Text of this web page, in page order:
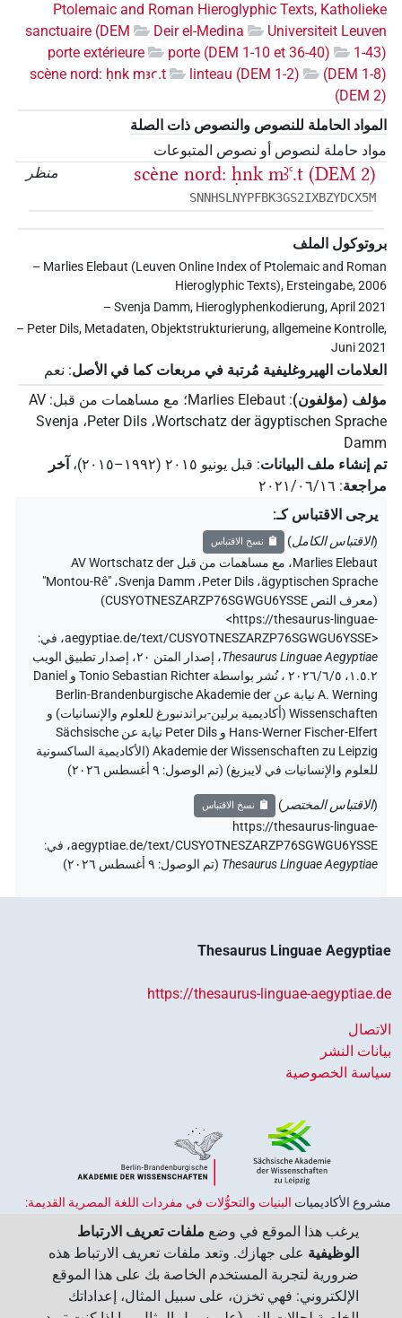
Ptolemaic and Roman Hieroglyphic Texts, Katholieke
Universiteit Leuven
Deir el-Medina
sanctuaire (DEM
1-43)
porte (DEM 1-10 et 36-40)
porte extérieure
(DEM 1-8)
linteau (DEM 1-2)
scène nord: ḥnk mꜣꜥ.t
(DEM 2)
المواد الحاملة للنصوص والنصوص ذات الصلة
مواد حاملة لنصوص أو نصوص المتبوعات
منظر
scène nord: ḥnk mꜣꜥ.t (DEM 2)
SNNHSLNYPFBK3GS2IXBZYDCX5M
بروتوكول الملف
– Marlies Elebaut (Leuven Online Index of Ptolemaic and Roman
Hieroglyphic Texts), Ersteingabe, 2006
– Svenja Damm, Hieroglyphenkodierung, April 2021
– Peter Dils, Metadaten, Objektstrukturierung, allgemeine Kontrolle,
Juni 2021
العلامات الهيروغليفية مُرتبة في مربعات كما في الأصل: نعم
مؤلف (مؤلفون):
Marlies Elebaut؛ مع مساهمات من قبل:
AV
Wortschatz der ägyptischen Sprache، Peter Dils، Svenja
Damm
تم إنشاء ملف البيانات: قبل يونيو ۲۰۱٥ (۱۹۹۲–۲۰۱٥) ، آخر
مراجعة: ٢٠٢١/٠٦/١٦
يرجى الاقتباس كـ:
(الاقتباس الكامل) نسخ الاقتباس
Marlies Elebaut، مع مساهمات من قبل AV Wortschatz der
ägyptischen Sprache، Peter Dils، Svenja Damm،
"Montou-Rê"
(معرف النص CUSYOTNESZARZP76SGWGU6YSSE
)
<https://thesaurus-linguae-
aegyptiae.de/text/CUSYOTNESZARZP76SGWGU6YSSE>، في:
Thesaurus Linguae Aegyptiae،
إصدار المتن ٢٠، إصدار تطبيق الويب
۱.٥.٢، ٢٠٢٦/٦/٥ ، نُشر بواسطة Tonio Sebastian Richter و Daniel
A. Werning نيابة عن Berlin-Brandenburgische Akademie der
Wissenschaften (أكاديمية برلين-براندنبورغ للعلوم والإنسانيات) و
Hans-Werner Fischer-Elfert و Peter Dils نيابة عن Sächsische
Akademie der Wissenschaften zu Leipzig (الأكاديمية الساكسونية
للعلوم والإنسانيات في لايبزيغ) (تم الوصول: ٩ أغسطس ٢٠٢٦ )
(الاقتباس المختصر ) نسخ الاقتباس
https://thesaurus-linguae-
aegyptiae.de/text/CUSYOTNESZARZP76SGWGU6YSSE، في:
Thesaurus Linguae Aegyptiae
(تم الوصول: ٩ أغسطس ٢٠٢٦ )
Thesaurus Linguae Aegyptiae
https://thesaurus-linguae-aegyptiae.de
الاتصال
بيانات النشر
سياسة الخصوصية
مشروع الأكاديميات ‏ البنيات والتحوُّلات في مفردات اللغة المصرية القديمة:
الممول من قبل الحكومة الاتحادية وحكومات الولايات بجمهورية ألمانيا
الاتحادية، وهو يهدف إلى الحفاظ على تراثنا الثقافي واسترجاعه واستكشافه.
يُنسَّق البرنامج من قِبلاتحاد الأكاديميات الألمانية للعلوم والإنسانيات‏.
يرغب هذا الموقع في وضع ملفات تعريف الارتباط
الوظيفية على جهازك. وتعد ملفات تعريف الارتباط هذه
ضرورية لتجربة المستخدم الخاصة بك على هذا الموقع
الإلكتروني: فهي تخزن، على سبيل المثال، إعداداتك